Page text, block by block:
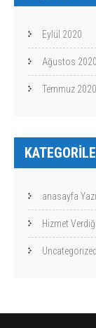
Eylül 2020
Ağustos 2020
Temmuz 2020
anasayfa
Hizmet
Uncategorized